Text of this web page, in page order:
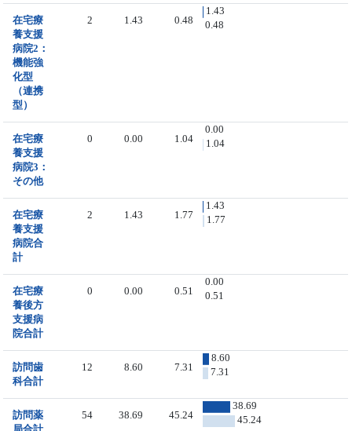
在宅療
養支援
病院2：
機能強
化型
（連携
型）
2 1.43 0.48
1.43
0.48
在宅療
養支援
病院3：
その他
0 0.00 1.04
0.00
1.04
在宅療
養支援
病院合
計
2 1.43 1.77
1.43
1.77
在宅療
養後方
支援病
院合計
0 0.00 0.51
0.00
0.51
訪問歯
科合計
12 8.60 7.31
8.60
7.31
訪問薬
54 38.69 45.24
38.69
45.24